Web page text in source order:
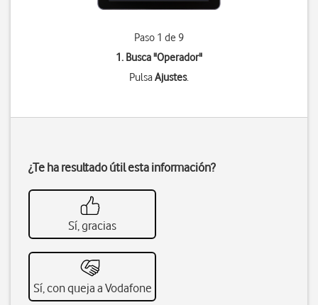
Paso 1 de 9
1. Busca "Operador"
PulsaAjustes.
¿Te ha resultado útil esta información?
Sí, gracias
Sí, con queja a Vodafone